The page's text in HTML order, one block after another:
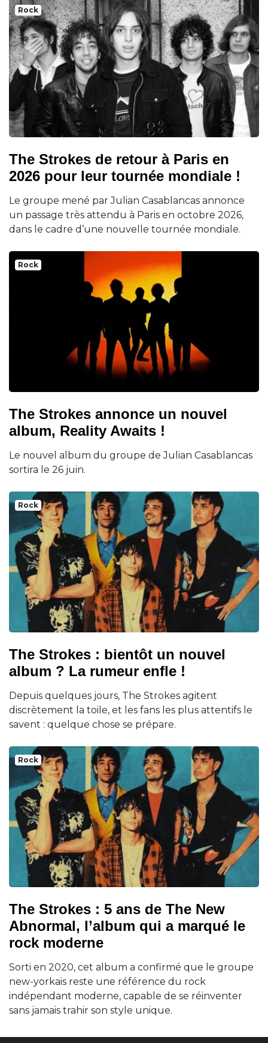
Rock
The Strokes de retour à Paris en
2026 pour leur tournée mondiale !
Le groupe mené par Julian Casablancas annonce
un passage très attendu à Paris en octobre 2026,
dans le cadre d’une nouvelle tournée mondiale.
Rock
The Strokes annonce un nouvel
album, Reality Awaits !
Le nouvel album du groupe de Julian Casablancas
sortira le 26 juin.
Rock
The Strokes : bientôt un nouvel
album ? La rumeur enfle !
Depuis quelques jours, The Strokes agitent
discrètement la toile, et les fans les plus attentifs le
savent : quelque chose se prépare.
Rock
The Strokes : 5 ans de The New
Abnormal, l’album qui a marqué le
rock moderne
Sorti en 2020, cet album a confirmé que le groupe
new-yorkais reste une référence du rock
indépendant moderne, capable de se réinventer
sans jamais trahir son style unique.